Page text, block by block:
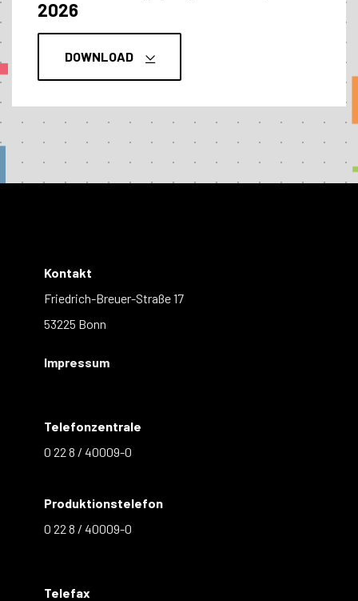
2026
DOWNLOAD
Kontakt
Friedrich-Breuer-Straße 17
53225 Bonn
Impressum
Telefonzentrale
0 22 8 / 40009-0
Produktionstelefon
0 22 8 / 40009-0
Telefax